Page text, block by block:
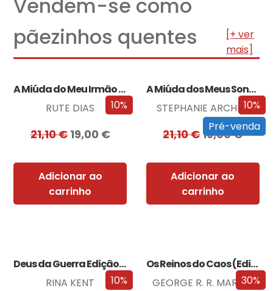
Vendem-se como
pãezinhos quentes
[+ ver
mais]
10%
A Miúda do Meu Irmão – Edição…
RUTE DIAS
21,10€ 19,00 €
Adicionar ao
carrinho
10%
Pré-venda
A Miúda dos Meus Sonhos – Edição…
STEPHANIE ARCHER
21,10€19,00€
Adicionar ao
carrinho
10%
Deus da Guerra Edição com EDGES
RINA KENT
30%
Os Reinos do Caos (Edição especial limitada)
GEORGE R. R. MARTIN